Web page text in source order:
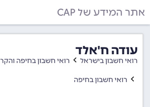
אתר המידע של CAP
עודה ח'אלד
רואי חשבון בישראל רואי חשבון בחיפה
רואי חשבון בחיפה